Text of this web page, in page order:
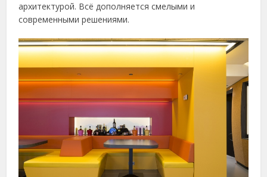
архитектурой. Всё дополняется смелыми и
современными решениями.